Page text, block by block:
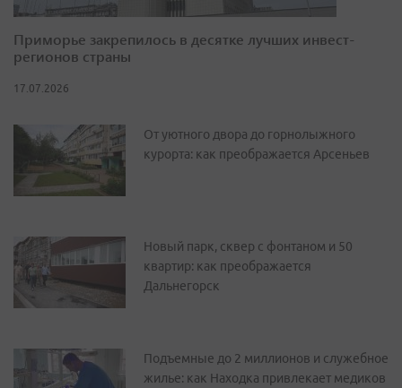
Приморье закрепилось в десятке лучших инвест-
регионов страны
17.07.2026
От уютного двора до горнолыжного
курорта: как преображается Арсеньев
Новый парк, сквер с фонтаном и 50
квартир: как преображается
Дальнегорск
Подъемные до 2 миллионов и служебное
жилье: как Находка привлекает медиков